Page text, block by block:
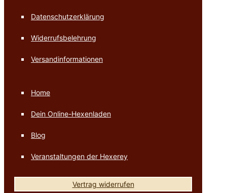
Datenschutzerklärung
Widerrufsbelehrung
Versandinformationen
Home
Dein Online-Hexenladen
Blog
Veranstaltungen der Hexerey
Vertrag widerrufen